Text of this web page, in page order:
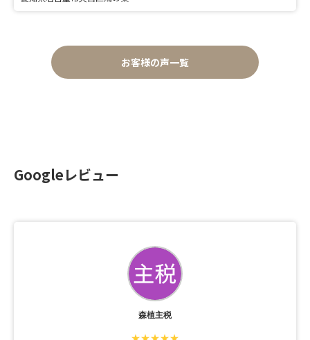
お客様の声一覧
Googleレビュー
森植主税